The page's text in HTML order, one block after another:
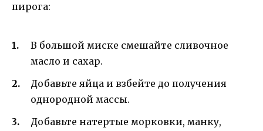
пирога:
В большой миске смешайте сливочное
масло и сахар.
Добавьте яйца и взбейте до получения
однородной массы.
Добавьте натертые морковки, манку,